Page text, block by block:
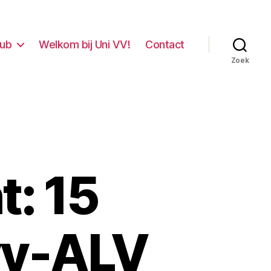
Welkom bij Uni VV! Contact
Zoek
15
ALV